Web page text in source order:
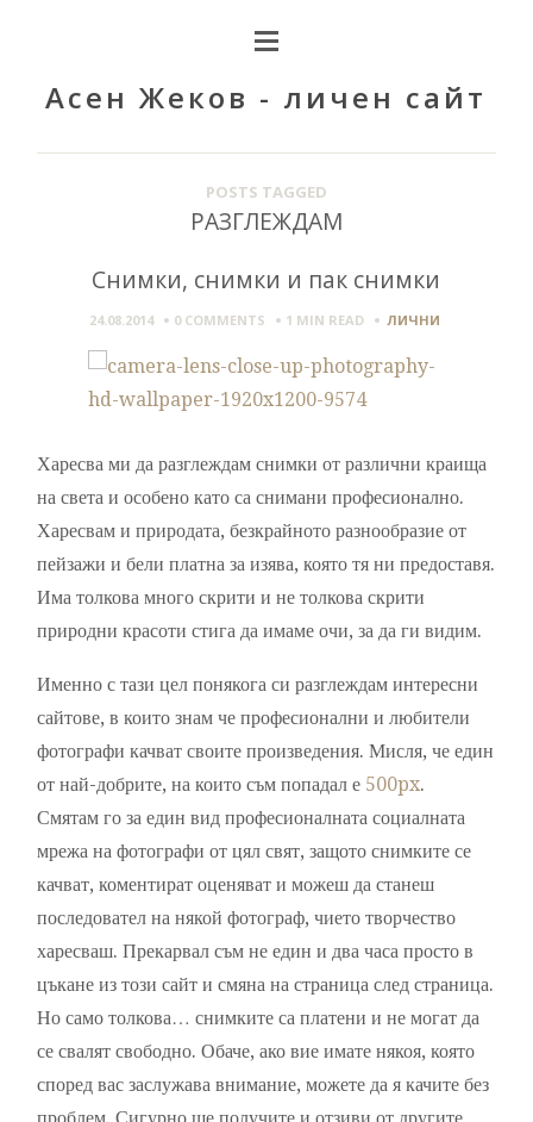
Асен Жеков - личен сайт
POSTS TAGGED
РАЗГЛЕЖДАМ
Снимки, снимки и пак снимки
24.08.2014 0 COMMENTS 1 MIN READ ЛИЧНИ
Харесва ми да разглеждам снимки от различни краища
на света и особено като са снимани професионално.
Харесвам и природата, безкрайното разнообразие от
пейзажи и бели платна за изява, която тя ни предоставя.
Има толкова много скрити и не толкова скрити
природни красоти стига да имаме очи, за да ги видим.
Именно с тази цел понякога си разглеждам интересни
сайтове, в които знам че професионални и любители
фотографи качват своите произведения. Мисля, че един
от най-добрите, на които съм попадал е 500px.
Смятам го за един вид професионалната социалната
мрежа на фотографи от цял свят, защото снимките се
качват, коментират оценяват и можеш да станеш
последовател на някой фотограф, чието творчество
харесваш. Прекарвал съм не един и два часа просто в
цъкане из този сайт и смяна на страница след страница.
Но само толкова… снимките са платени и не могат да
се свалят свободно. Обаче, ако вие имате някоя, която
според вас заслужава внимание, можете да я качите без